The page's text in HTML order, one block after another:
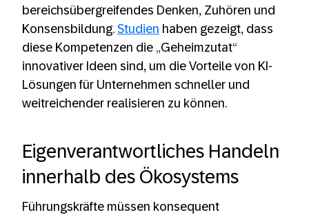
bereichsübergreifendes Denken, Zuhören und
Konsensbildung. Studien haben gezeigt, dass
diese Kompetenzen die „Geheimzutat“
innovativer Ideen sind, um die Vorteile von KI-
Lösungen für Unternehmen schneller und
weitreichender realisieren zu können.
Eigenverantwortliches Handeln
innerhalb des Ökosystems
Führungskräfte müssen konsequent